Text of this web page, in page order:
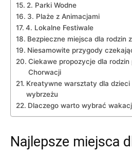
2. Parki Wodne
3. Plaże⁤ z Animacjami
4. Lokalne Festiwale
Bezpieczne miejsca dla rodzin
Niesamowite przygody
Ciekawe propozycje dla
‍Chorwacji
Kreatywne ‍warsztaty dla
wybrzeżu
Dlaczego warto wybrać
Najlepsze miejsca